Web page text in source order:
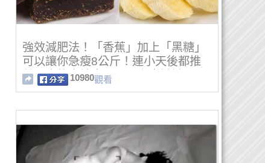
強效減肥法！「香蕉」加上「黑糖」
可以讓你急瘦8公斤！連小天後都推
薦！真的太神奇了～馬上來試試！
10980觀看